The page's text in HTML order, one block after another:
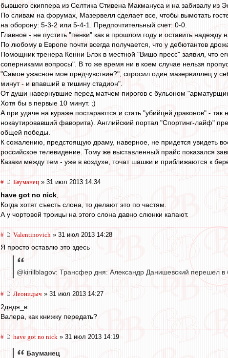
бывшего скиппера из Селтика Стивена Макмануса и на забивалу из
По сливам на форумах, Мазервелл сделает все, чтобы вымотать
на оборону: 5-3-2 или 5-4-1. Предпочтительный счет: 0-0.
Главное - не пустить "пенки" как в прошлом году и оставить надежду
По любому в Европе почти всегда получается, что у дебютантов
Помощник тренера Кенни Блэк в местной "Вишо пресс" заявил, что
соперниками вопросы". В то же время ни в коем случае нельзя
"Самое ужасное мое предчувствие?", спросил один мазервиллец у
минут - и впавший в тишину стадион".
От души навернувшие перед матчем пирогов с бульоном
Хотя бы в первые 10 минут. ;)
А при удаче на кураже постараются и стать "убийцей драконов" -
нокаутировавший фаворита). Английский портал "Спортинг-лайф"
общей победы.
К сожалению, предстоящую драму, наверное, не придется увидеть
российское телевидение. Тому же выставленный прайс показался
Казаки между тем - уже в воздухе, точат шашки и приближаются к
# Бауманец » 31 июл 2013 14:34
have got no nick
Когда хотят съесть слона, то делают это по частям.
А у чортовой троицы на этого слона давно слюнки капают.
# Valentinovich » 31 июл 2013 14:28
Я просто оставлю это здесь
@kirillblagov: Трансфер дня: Александр Данишевский перешел
# Леонидыч » 31 июл 2013 14:27
2дядя_в
Валера, как книжку передать?
# have got no nick » 31 июл 2013 14:19
Бауманец